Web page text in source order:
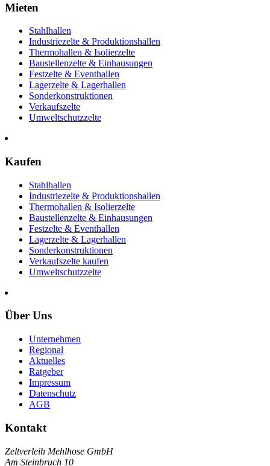
Mieten
Stahlhallen
Industriezelte & Produktionshallen
Thermohallen & Isolierzelte
Baustellenzelte & Einhausungen
Festzelte & Eventhallen
Lagerzelte & Lagerhallen
Sonderkonstruktionen
Verkaufszelte
Umweltschutzzelte
Kaufen
Stahlhallen
Industriezelte & Produktionshallen
Thermohallen & Isolierzelte
Baustellenzelte & Einhausungen
Festzelte & Eventhallen
Lagerzelte & Lagerhallen
Sonderkonstruktionen
Verkaufszelte kaufen
Umweltschutzzelte
Über Uns
Unternehmen
Regional
Aktuelles
Ratgeber
Impressum
Datenschutz
AGB
Kontakt
Zeltverleih Mehlhose GmbH
Am Steinbruch 10